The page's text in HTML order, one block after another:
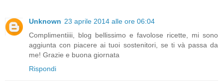
Unknown 23 aprile 2014 alle ore 06:04
Complimentiiii, blog bellissimo e favolose ricette, mi sono
aggiunta con piacere ai tuoi sostenitori, se ti và passa da
me! Grazie e buona giornata
Rispondi